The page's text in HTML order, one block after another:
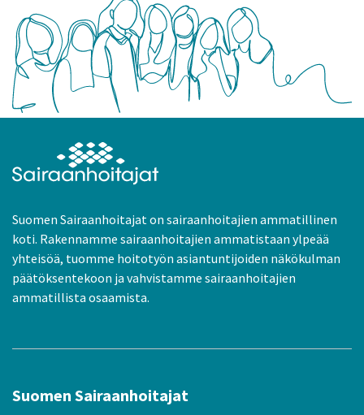
Suomen Sairaanhoitajat on sairaanhoitajien ammatillinen
koti. Rakennamme sairaanhoitajien ammatistaan ylpeää
yhteisöä, tuomme hoitotyön asiantuntijoiden näkökulman
päätöksentekoon ja vahvistamme sairaanhoitajien
ammatillista osaamista.
Suomen Sairaanhoitajat